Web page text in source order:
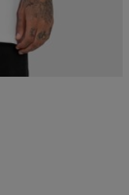
39,99 EUR